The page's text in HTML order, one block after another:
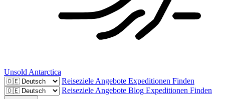
Unsold Antarctica
Reiseziele Angebote Expeditionen Finden
Reiseziele Angebote Blog Expeditionen Finden